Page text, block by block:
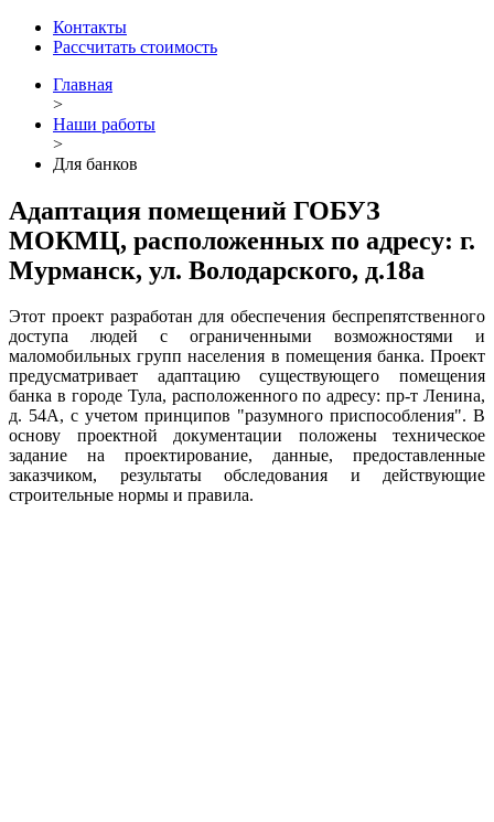
Контакты
Рассчитать стоимость
Главная
>
Наши работы
>
Для банков
Адаптация помещений ГОБУЗ
МОКМЦ, расположенных по адресу: г.
Мурманск, ул. Володарского, д.18а
Этот проект разработан для обеспечения беспрепятственного
доступа людей с ограниченными возможностями и
маломобильных групп населения в помещения банка. Проект
предусматривает адаптацию существующего помещения
банка в городе Тула, расположенного по адресу: пр-т Ленина,
д. 54А, с учетом принципов "разумного приспособления". В
основу проектной документации положены техническое
задание на проектирование, данные, предоставленные
заказчиком, результаты обследования и действующие
строительные нормы и правила.